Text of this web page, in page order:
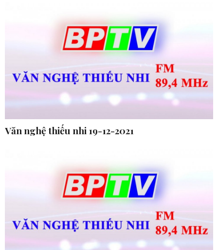
Văn nghệ thiếu nhi 19-12-2021